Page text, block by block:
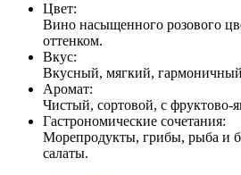
Цвет:
Вино насыщенного розового
оттенком.
Вкус:
Вкусный, мягкий,
Аромат:
Чистый, сортовой, с фруктово-
Гастрономические сочетания:
Морепродукты, грибы, рыба и
салаты.